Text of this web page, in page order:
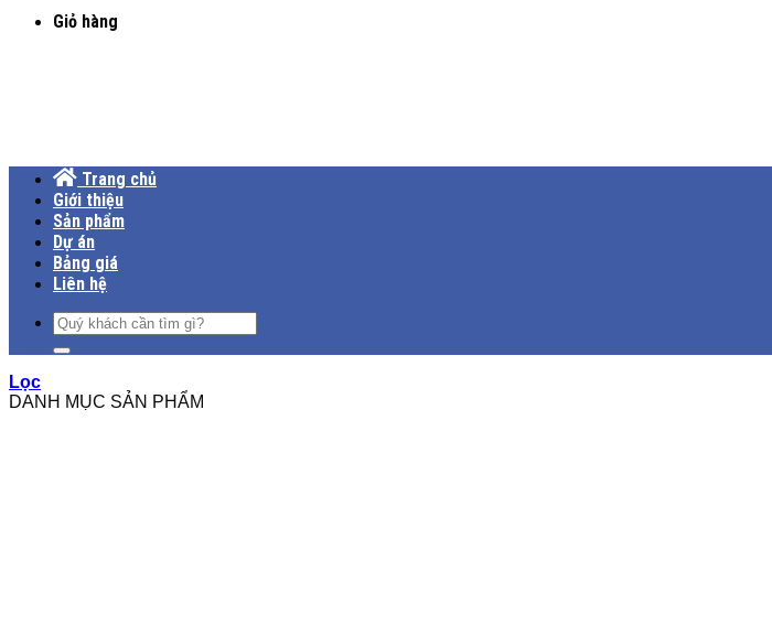
Giỏ hàng
Trang chủ
Giới thiệu
Sản phẩm
Dự án
Bảng giá
Liên hệ
Tìm
kiếm:
Lọc
DANH MỤC SẢN PHẨM